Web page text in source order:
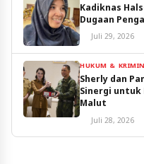
Kadiknas
Dugaan
Juli 29, 2026
HUKUM &
Sherly dan
Sinergi untuk
Malut
Juli 28, 2026